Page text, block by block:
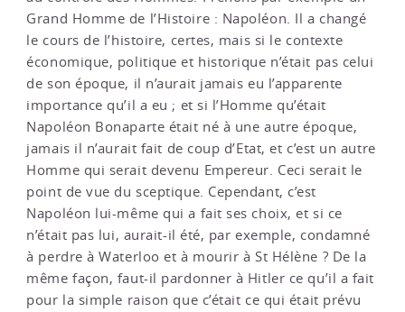
Grand Homme de l’Histoire : Napoléon. Il a changé
le cours de l’histoire, certes, mais si le contexte
économique, politique et historique n’était pas celui
de son époque, il n’aurait jamais eu l’apparente
importance qu’il a eu ; et si l’Homme qu’était
Napoléon Bonaparte était né à une autre époque,
jamais il n’aurait fait de coup d’Etat, et c’est un autre
Homme qui serait devenu Empereur. Ceci serait le
point de vue du sceptique. Cependant, c’est
Napoléon lui-même qui a fait ses choix, et si ce
n’était pas lui, aurait-il été, par exemple, condamné
à perdre à Waterloo et à mourir à St Hélène ? De la
même façon, faut-il pardonner à Hitler ce qu’il a fait
pour la simple raison que c’était ce qui était prévu